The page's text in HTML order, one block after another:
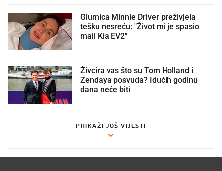
Glumica Minnie Driver preživjela
tešku nesreću: "Život mi je spasio
mali Kia EV2"
Živcira vas što su Tom Holland i
Zendaya posvuda? Idućih godinu
dana neće biti
PRIKAŽI JOŠ VIJESTI